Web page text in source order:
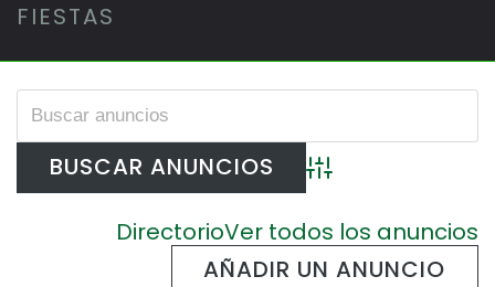
FIESTAS
Búsqueda avanzada
DirectorioVer todos los anuncios
AÑADIR UN ANUNCIO